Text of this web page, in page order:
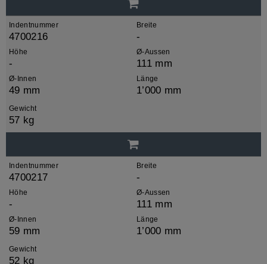
Indentnummer
4700216
Breite
-
Höhe
-
Ø-Aussen
111 mm
Ø-Innen
49 mm
Länge
1’000 mm
Gewicht
57 kg
Indentnummer
4700217
Breite
-
Höhe
-
Ø-Aussen
111 mm
Ø-Innen
59 mm
Länge
1’000 mm
Gewicht
52 kg